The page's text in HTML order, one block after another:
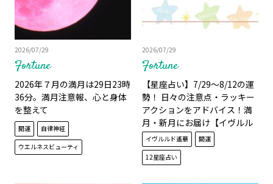
Fortune
2026/07/29
2026年７月の満月は29日23時
36分。満月注意報、心と身体
を整えて
開運
自律神経
ウエルネスビューティ
Fortune
2026/07/29
【星座占い】7/29～8/12の運
勢！ 日々の注意点・ラッキー
アクションをアドバイス！満
月・新月にお届け【イヴルル
ド遙華】
イヴルルド遙華
開運
12星座占い